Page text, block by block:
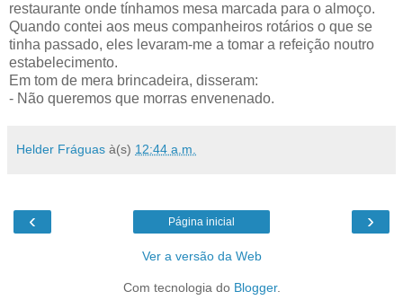
restaurante onde tínhamos mesa marcada para o almoço.
Quando contei aos meus companheiros rotários o que se
tinha passado, eles levaram-me a tomar a refeição noutro
estabelecimento.
Em tom de mera brincadeira, disseram:
- Não queremos que morras envenenado.
Helder Fráguas à(s) 12:44 a.m.
‹ ›
Página inicial
Ver a versão da Web
Com tecnologia do Blogger.